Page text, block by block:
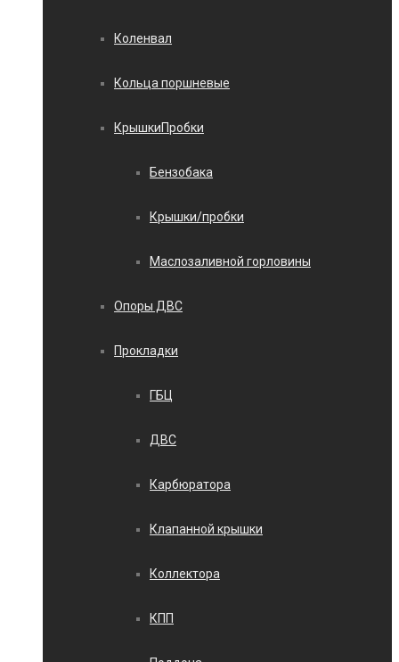
Коленвал
Кольца поршневые
КрышкиПробки
Бензобака
Крышки/пробки
Маслозаливной горловины
Опоры ДВС
Прокладки
ГБЦ
ДВС
Карбюратора
Клапанной крышки
Коллектора
КПП